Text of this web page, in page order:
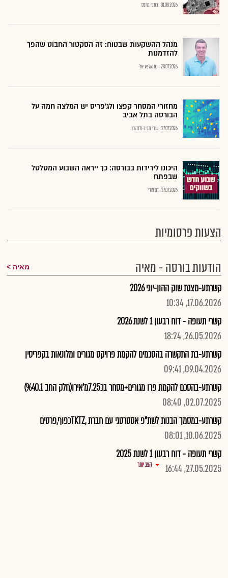
01.08.2026 כתבי גלובס
מנהל ההשקעות שבטוח: זה הסקטור החבוט שהפך
להזדמנות
28.07.2026 נתנאל אריאל
מחזורי המסחר קפצו ולג'פריס יש המלצה חמה על
הבורסה בתל אביב
27.07.2026 שירי חביב-ולדהורן
היכונו לירידות בבורסה: כך ייראה השבוע המטלטל
שבפתח
27.07.2026 רם מורי
הצעות פרסומיות
הודעות בורסה - מאיה
מאיה
קשרתע-מצגת שוק ההון-יוני 2026
17.06.2026, 10:34
קשרי תעופה - דוח רבעון 1 לשנת 2026
26.05.2026, 18:24
קשרתע-בת התקשרה בהסכמים להקמת פרויקט מגורים ומלונאות בקפריסין
09.04.2026, 09:41
קשרתע-בהסכם להקמת פרו מגורים+מסחר בכ7.25מ'אירו(חלק החב %40.1)
02.07.2025, 08:40
קשרתע-במסמך הבנות לשת"פ אסטרטגי עם חברת ,TKTZכפוף,פרטים
10.06.2025, 08:01
קשרי תעופה - דוח רבעון 1 לשנת 2025
27.05.2025, 16:44
הצג יותר